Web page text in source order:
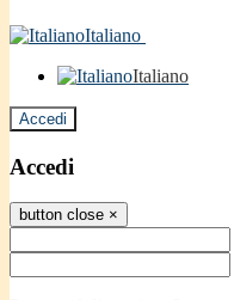
Italiano
Italiano
Accedi
Accedi
button close ×